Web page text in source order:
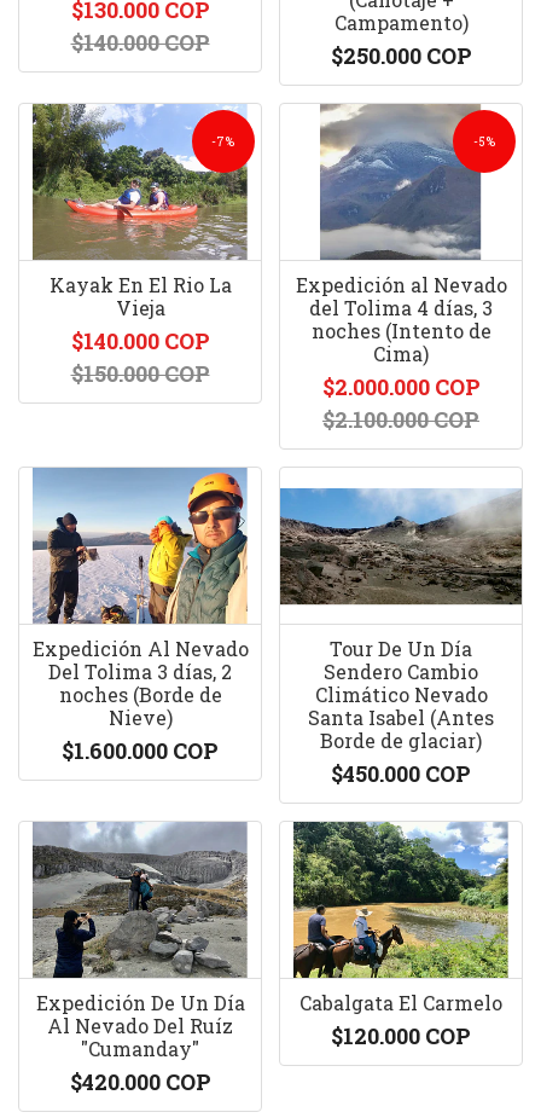
$130.000 COP
$140.000 COP
Campamento)
$250.000 COP
-7%
Kayak En El Rio La
Vieja
$140.000 COP
$150.000 COP
-5%
Expedición al Nevado
del Tolima 4 días, 3
noches (Intento de
Cima)
$2.000.000 COP
$2.100.000 COP
Expedición Al Nevado
Del Tolima 3 días, 2
noches (Borde de
Nieve)
$1.600.000 COP
Tour De Un Día
Sendero Cambio
Climático Nevado
Santa Isabel (Antes
Borde de glaciar)
$450.000 COP
Expedición De Un Día
Al Nevado Del Ruíz
"Cumanday"
$420.000 COP
Cabalgata El Carmelo
$120.000 COP